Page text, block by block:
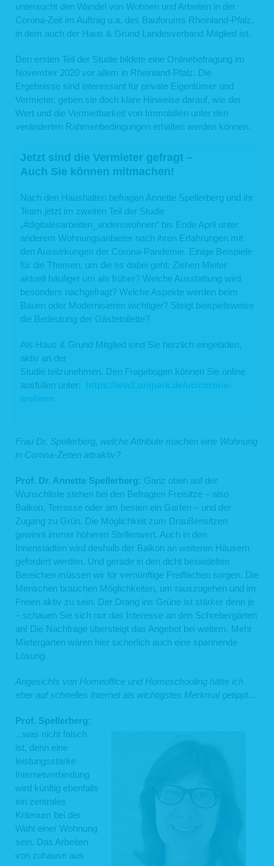
untersucht den Wandel von Wohnen und Arbeiten in der
Corona-Zeit im Auftrag u.a. des Bauforums Rheinland-Pfalz,
in dem auch der Haus & Grund Landesverband Mitglied ist.
Den ersten Teil der Studie bildete eine Onlinebefragung im
November 2020 vor allem in Rheinland-Pfalz. Die
Ergebnisse sind interessant für private Eigentümer und
Vermieter, geben sie doch klare Hinweise darauf, wie der
Wert und die Vermietbarkeit von Immobilien unter den
veränderten Rahmenbedingungen erhalten werden können.
Jetzt sind die Vermieter gefragt –
Auch Sie können mitmachen!
Nach den Haushalten befragen Annette Spellerberg und ihr
Team jetzt im zweiten Teil der Studie
„#digitalesarbeiten_anderswohnen“ bis Ende April unter
anderem Wohnungsanbieter nach ihren Erfahrungen mit
den Auswirkungen der Corona-Pandemie. Einige Beispiele
für die Themen, um die es dabei geht: Ziehen Mieter
aktuell häufiger um als früher? Welche Ausstattung wird
besonders nachgefragt? Welche Aspekte werden beim
Bauen oder Modernisieren wichtiger? Steigt beispielsweise
die Bedeutung der Gästetoilette?
Als Haus & Grund Mitglied sind Sie herzlich eingeladen,
aktiv an der
Studie teilzunehmen. Den Fragebogen können Sie online
ausfüllen unter: https://ww2.unipark.de/uc/corona-
wohnen
Frau Dr. Spellerberg, welche Attribute machen eine Wohnung
in Corona-Zeiten attraktiv?
Prof. Dr. Annette Spellerberg: Ganz oben auf der
Wunschliste stehen bei den Befragten Freisitze – also
Balkon, Terrasse oder am besten ein Garten – und der
Zugang zu Grün. Die Möglichkeit zum Draußensitzen
gewinnt immer höheren Stellenwert. Auch in den
Innenstädten wird deshalb der Balkon an weiteren Häusern
gefordert werden. Und gerade in den dicht besiedelten
Bereichen müssen wir für vernünftige Freiflächen sorgen. Die
Menschen brauchen Möglichkeiten, um rauszugehen und im
Freien aktiv zu sein. Der Drang ins Grüne ist stärker denn je
– schauen Sie sich nur das Interesse an den Schrebergärten
an! Die Nachfrage übersteigt das Angebot bei weitem. Mehr
Mietergärten wären hier sicherlich auch eine spannende
Lösung.
Angesichts von Homeoffice und Homeschooling hätte ich
eher auf schnelles Internet als wichtigstes Merkmal getippt...
Prof. Spellerberg:
...was nicht falsch
ist, denn eine
leistungsstarke
Internetverbindung
wird künftig ebenfalls
ein zentrales
Kriterium bei der
Wahl einer Wohnung
sein. Das Arbeiten
von zuhause aus